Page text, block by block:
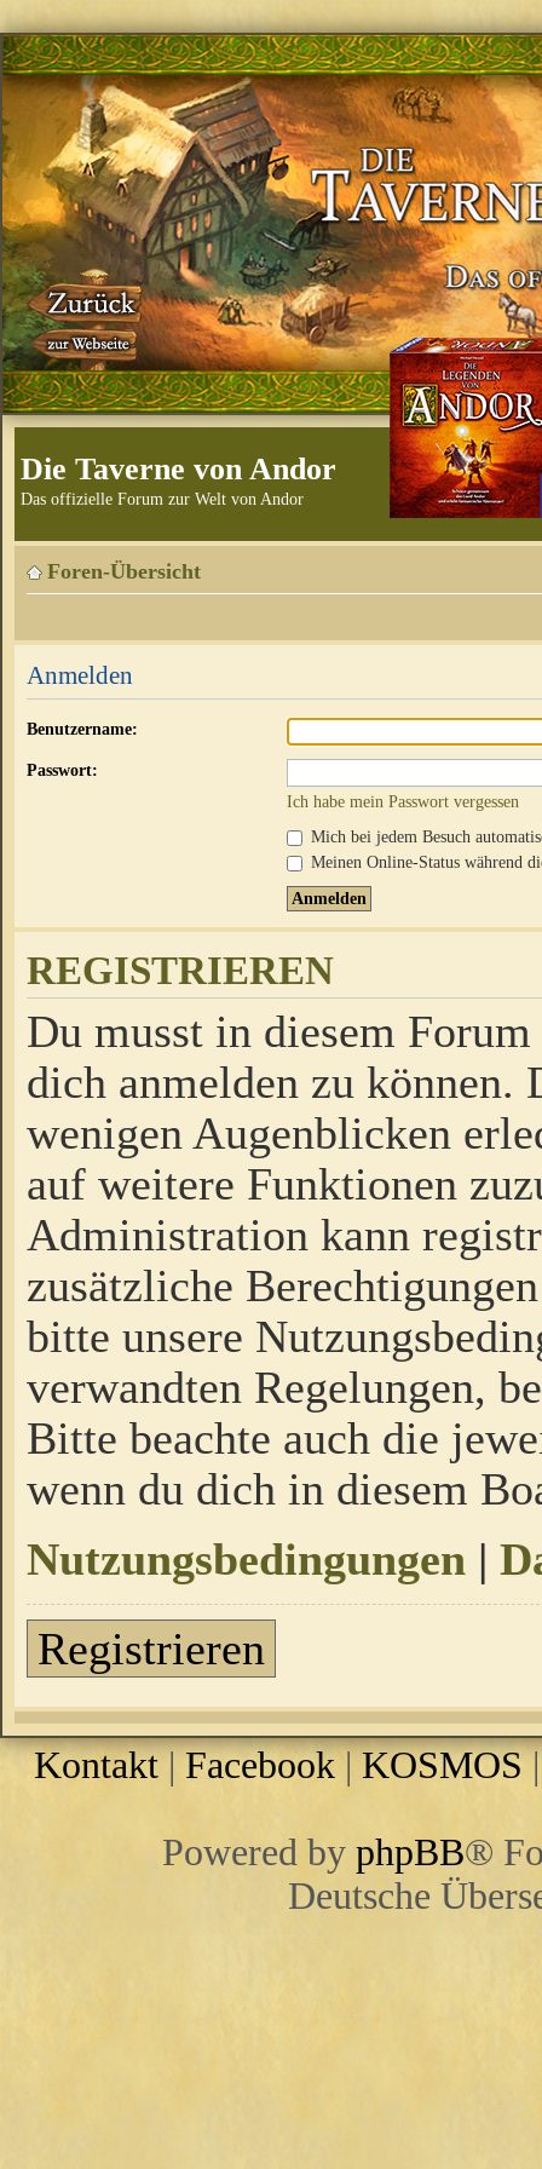
Die Taverne von Andor
Das offizielle Forum zur Welt von Andor
Foren-Übersicht
Anmelden
Benutzername:
Passwort:
Ich habe mein Passwort vergessen
Mich bei jedem Besuch
Meinen Online-Status während
REGISTRIEREN
Du musst in diesem
dich anmelden zu
wenigen Augenblicken
auf weitere Funktionen
Administration kann
zusätzliche
bitte unsere
verwandten Regelungen,
Bitte beachte auch die
wenn du dich in diesem
Nutzungsbedingungen |
Registrieren
Kontakt | Facebook |KOSMOS
Powered by phpBB®
Deutsche